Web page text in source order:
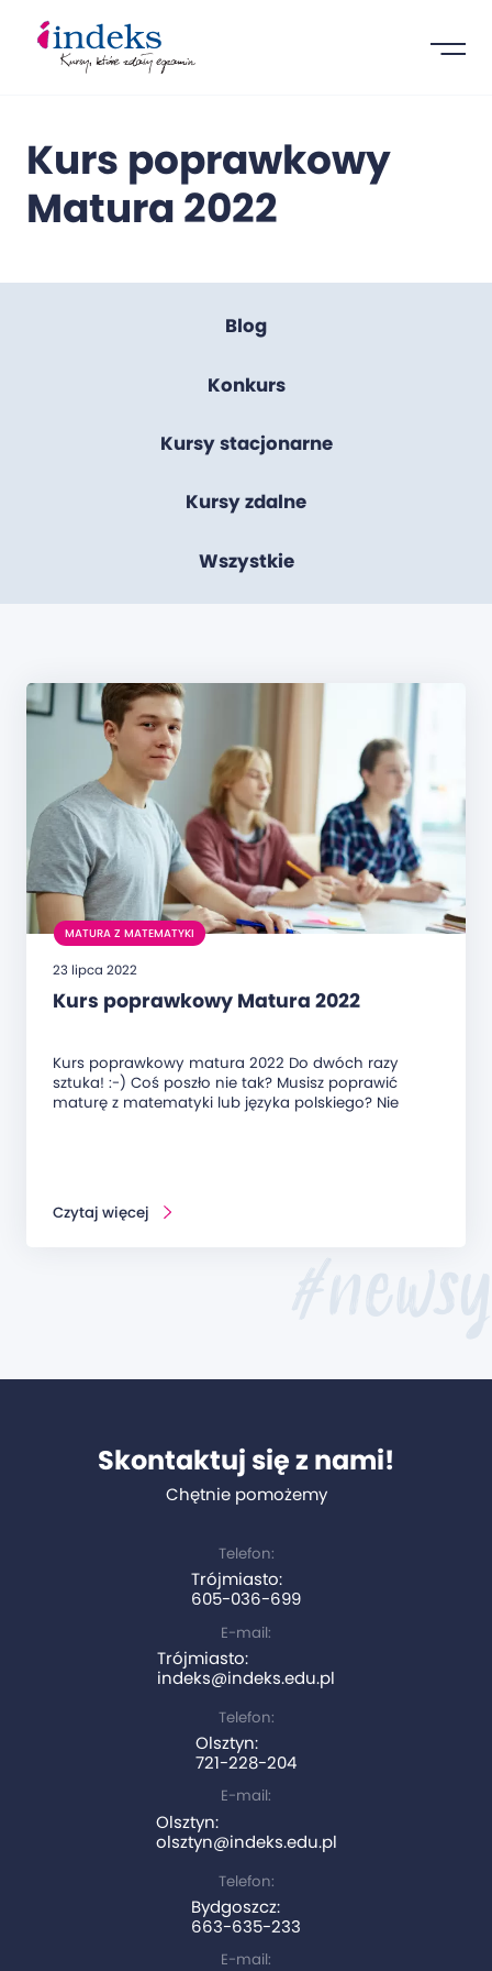
Kurs poprawkowy
Matura 2022
Blog
Konkurs
Kursy stacjonarne
Kursy zdalne
Wszystkie
MATURA Z MATEMATYKI
23 lipca 2022
Kurs poprawkowy Matura 2022
Kurs poprawkowy matura 2022 Do dwóch razy
sztuka! :-) Coś poszło nie tak? Musisz poprawić
maturę z matematyki lub języka polskiego? Nie
Czytaj więcej
#newsy
Skontaktuj się z nami!
Chętnie pomożemy
Telefon:
Trójmiasto:
605-036-699
E-mail:
Trójmiasto:
indeks@indeks.edu.pl
Telefon:
Olsztyn:
721-228-204
E-mail:
Olsztyn:
olsztyn@indeks.edu.pl
Telefon:
Bydgoszcz:
663-635-233
E-mail: